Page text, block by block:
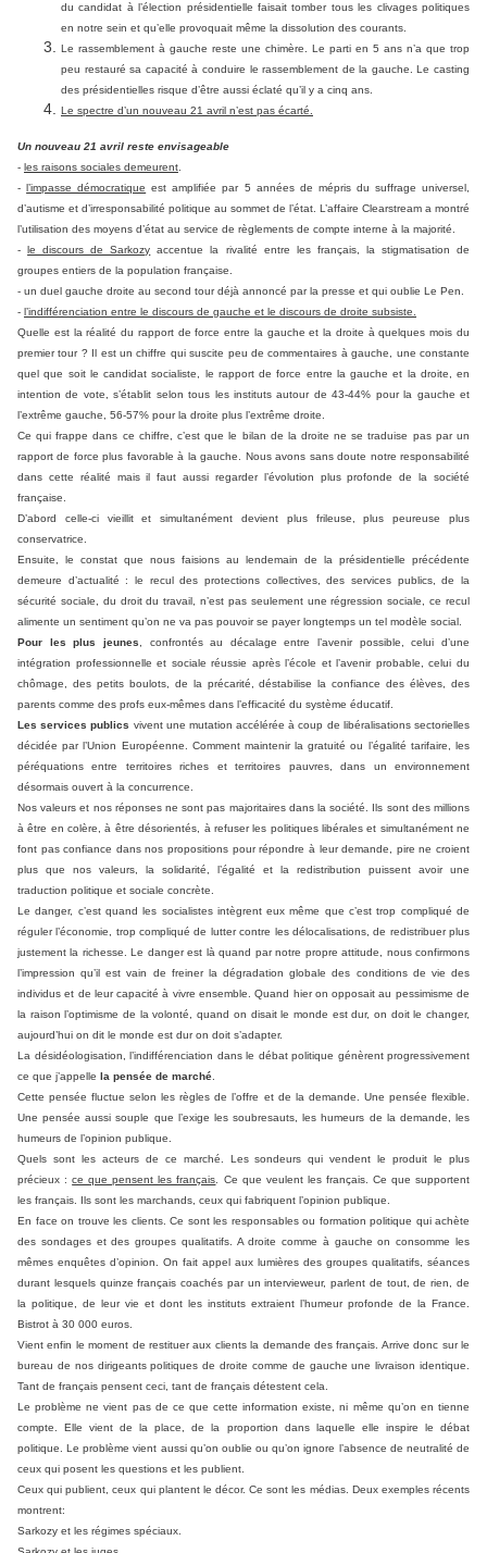
du candidat à l’élection présidentielle faisait tomber tous les clivages politiques
en notre sein et qu’elle provoquait même la dissolution des courants.
Le rassemblement à gauche reste une chimère. Le parti en 5 ans n’a que trop
peu restauré sa capacité à conduire le rassemblement de la gauche. Le casting
des présidentielles risque d’être aussi éclaté qu’il y a cinq ans.
Le spectre d’un nouveau 21 avril n’est pas écarté.
Un nouveau 21 avril reste envisageable
- les raisons sociales demeurent
-l’impasse démocratique est amplifiée par 5 années de mépris du suffrage universel,
d’autisme et d’irresponsabilité politique au sommet de l’état. L’affaire Clearstream a montré
l’utilisation des moyens d’état au service de règlements de compte interne à la majorité.
-le discours de Sarkozy accentue la rivalité entre les français, la stigmatisation de
groupes entiers de la population française.
- un duel gauche droite au second tour déjà annoncé par la presse et qui oublie Le Pen.
- l’indifférenciation entre le discours de gauche et le discours de droite subsiste.
Quelle est la réalité du rapport de force entre la gauche et la droite à quelques mois du
premier tour ? Il est un chiffre qui suscite peu de commentaires à gauche, une constante
quel que soit le candidat socialiste, le rapport de force entre la gauche et la droite, en
intention de vote, s’établit selon tous les instituts autour de 43-44% pour la gauche et
l’extrême gauche, 56-57% pour la droite plus l’extrême droite.
Ce qui frappe dans ce chiffre, c’est que le bilan de la droite ne se traduise pas par un
rapport de force plus favorable à la gauche. Nous avons sans doute notre responsabilité
dans cette réalité mais il faut aussi regarder l’évolution plus profonde de la société
française.
D’abord celle-ci vieillit et simultanément devient plus frileuse, plus peureuse plus
conservatrice.
Ensuite, le constat que nous faisions au lendemain de la présidentielle précédente
demeure d’actualité : le recul des protections collectives, des services publics, de la
sécurité sociale, du droit du travail, n’est pas seulement une régression sociale, ce recul
alimente un sentiment qu’on ne va pas pouvoir se payer longtemps un tel modèle social.
Pour les plus jeunes , confrontés au décalage entre l’avenir possible, celui d’une
intégration professionnelle et sociale réussie après l’école et l’avenir probable, celui du
chômage, des petits boulots, de la précarité, déstabilise la confiance des élèves, des
parents comme des profs eux-mêmes dans l’efficacité du système éducatif.
Les services publics vivent une mutation accélérée à coup de libéralisations sectorielles
décidée par l’Union Européenne. Comment maintenir la gratuité ou l’égalité tarifaire, les
péréquations entre territoires riches et territoires pauvres, dans un environnement
désormais ouvert à la concurrence.
Nos valeurs et nos réponses ne sont pas majoritaires dans la société. Ils sont des millions
à être en colère, à être désorientés, à refuser les politiques libérales et simultanément ne
font pas confiance dans nos propositions pour répondre à leur demande, pire ne croient
plus que nos valeurs, la solidarité, l’égalité et la redistribution puissent avoir une
traduction politique et sociale concrète.
Le danger, c’est quand les socialistes intègrent eux même que c’est trop compliqué de
réguler l’économie, trop compliqué de lutter contre les délocalisations, de redistribuer plus
justement la richesse. Le danger est là quand par notre propre attitude, nous confirmons
l’impression qu’il est vain de freiner la dégradation globale des conditions de vie des
individus et de leur capacité à vivre ensemble. Quand hier on opposait au pessimisme de
la raison l’optimisme de la volonté, quand on disait le monde est dur, on doit le changer,
aujourd’hui on dit le monde est dur on doit s’adapter.
La désidéologisation, l’indifférenciation dans le débat politique génèrent progressivement
ce que j’appelle la pensée de marché
Cette pensée fluctue selon les règles de l’offre et de la demande. Une pensée flexible.
Une pensée aussi souple que l’exige les soubresauts, les humeurs de la demande, les
humeurs de l’opinion publique.
Quels sont les acteurs de ce marché. Les sondeurs qui vendent le produit le plus
précieux :ce que pensent les français . Ce que veulent les français. Ce que supportent
les français. Ils sont les marchands, ceux qui fabriquent l’opinion publique.
En face on trouve les clients. Ce sont les responsables ou formation politique qui achète
des sondages et des groupes qualitatifs. A droite comme à gauche on consomme les
mêmes enquêtes d’opinion. On fait appel aux lumières des groupes qualitatifs, séances
durant lesquels quinze français coachés par un intervieweur, parlent de tout, de rien, de
la politique, de leur vie et dont les instituts extraient l’humeur profonde de la France.
Bistrot à 30 000 euros.
Vient enfin le moment de restituer aux clients la demande des français. Arrive donc sur le
bureau de nos dirigeants politiques de droite comme de gauche une livraison identique.
Tant de français pensent ceci, tant de français détestent cela.
Le problème ne vient pas de ce que cette information existe, ni même qu’on en tienne
compte. Elle vient de la place, de la proportion dans laquelle elle inspire le débat
politique. Le problème vient aussi qu’on oublie ou qu’on ignore l’absence de neutralité de
ceux qui posent les questions et les publient.
Ceux qui publient, ceux qui plantent le décor. Ce sont les médias. Deux exemples récents
montrent:
Sarkozy et les régimes spéciaux.